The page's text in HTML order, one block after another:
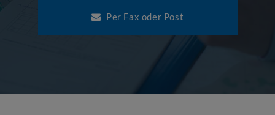
Per Fax oder Post